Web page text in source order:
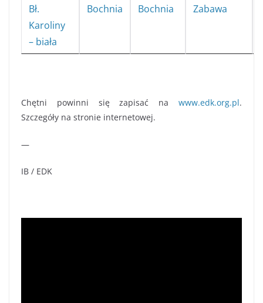
Bł.
Karoliny
– biała
Bochnia Bochnia Zabawa
Chętni powinni się zapisać na www.edk.org.pl.
Szczegóły na stronie internetowej.
—
IB / EDK